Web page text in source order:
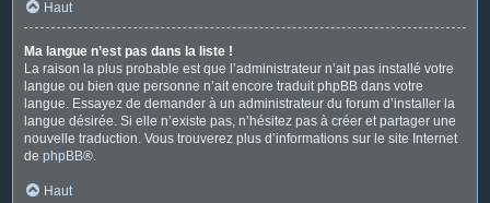
Haut
Ma langue n’est pas dans la liste !
La raison la plus probable est que l’administrateur n’ait pas installé votre
langue ou bien que personne n’ait encore traduit phpBB dans votre
langue. Essayez de demander à un administrateur du forum d’installer la
langue désirée. Si elle n’existe pas, n’hésitez pas à créer et partager une
nouvelle traduction. Vous trouverez plus d’informations sur le site Internet
de phpBB®.
Haut